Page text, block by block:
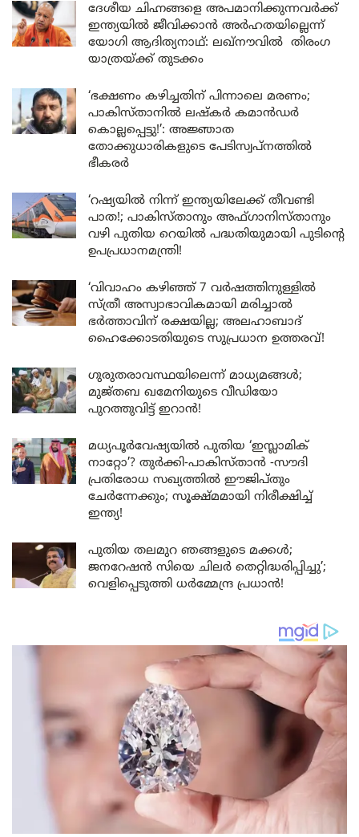
ദേശീയ ചിഹ്നങ്ങളെ അപമാനിക്കുന്നവർക്ക്
ഇന്ത്യയിൽ ജീവിക്കാൻ അർഹതയില്ലെന്ന്
യോഗി ആദിത്യനാഥ്: ലഖ്‌നൗവിൽ തിരംഗ
യാത്രയ്ക്ക് തുടക്കം
‘ഭക്ഷണം കഴിച്ചതിന് പിന്നാലെ മരണം;
പാകിസ്താനിൽ ലഷ്കർ കമാൻഡർ
കൊല്ലപ്പെട്ടു!’: അജ്ഞാത
തോക്കുധാരികളുടെ പേടിസ്വപ്നത്തിൽ
ഭീകരർ
‘റഷ്യയിൽ നിന്ന് ഇന്ത്യയിലേക്ക് തീവണ്ടി
പാത!; പാകിസ്താനും അഫ്ഗാനിസ്താനും
വഴി പുതിയ റെയിൽ പദ്ധതിയുമായി പുടിന്റെ
ഉപപ്രധാനമന്ത്രി!
‘വിവാഹം കഴിഞ്ഞ് 7 വർഷത്തിനുള്ളിൽ
സ്ത്രീ അസ്വാഭാവികമായി മരിച്ചാൽ
ഭർത്താവിന് രക്ഷയില്ല; അലഹാബാദ്
ഹൈക്കോടതിയുടെ സുപ്രധാന ഉത്തരവ്!
ഗുരുതരാവസ്ഥയിലെന്ന് മാധ്യമങ്ങൾ;
മുജ്തബ ഖമേനിയുടെ വീഡിയോ
പുറത്തുവിട്ട് ഇറാൻ!
മധ്യപൂർവേഷ്യയിൽ പുതിയ ‘ഇസ്ലാമിക്
നാറ്റോ’? തുർക്കി-പാകിസ്താൻ -സൗദി
പ്രതിരോധ സഖ്യത്തിൽ ഈജിപ്തും
ചേർന്നേക്കും; സൂക്ഷ്മമായി നിരീക്ഷിച്ച്
ഇന്ത്യ!
പുതിയ തലമുറ ഞങ്ങളുടെ മക്കൾ;
ജനറേഷൻ സിയെ ചിലർ തെറ്റിദ്ധരിപ്പിച്ചു’;
വെളിപ്പെടുത്തി ധർമ്മേന്ദ്ര പ്രധാൻ!